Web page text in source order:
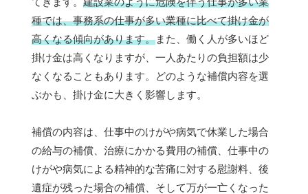
種では、事務系の仕事が多い業種に比べて掛け金が
高くなる傾向があります。また、働く人が多いほど
掛け金は高くなりますが、一人あたりの負担額は少
なくなることもあります。どのような補償内容を選
ぶかも、掛け金に大きく影響します。
補償の内容は、仕事中のけがや病気で休業した場合
の給与の補償、治療にかかる費用の補償、仕事中の
けがや病気による精神的な苦痛に対する慰謝料、後
遺症が残った場合の補償、そして万が一亡くなった